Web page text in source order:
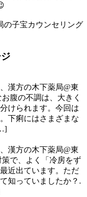
の子宝カウンセリング
漢方の木下薬局@東
腹の不調は、大きく
けられます。今回は
下痢にはさまざまな
漢方の木下薬局@東
で、よく「冷房をず
近出ています。ただ
知っていましたか？.